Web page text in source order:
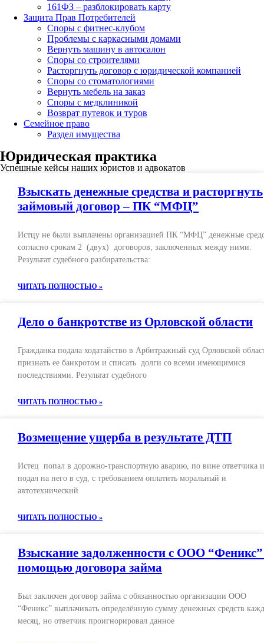
161ФЗ – разблокировать карту
Защита Прав Потребителей
Споры с фитнес-клубом
Проблемы с каркасными домами
Вернуть машину в автосалон
Споры со строителями
Расторгнуть договор с юридической компанией
Споры со стоматологиями
Вернуть мебель на заказ
Споры с медклиникой
Возврат путевок и туров
Семейное право
Раздел имущества
Юридическая практика
Успешные кейсы наших юристов и адвокатов
Взыскать денежные средства и расторгнуть
займовый договор – ПК “МФЦ”
Истцу не были выплачены организацией ПК “МФЦ” денежные
согласно срокам 2 (двух) договоров, заключенных между ними.
Результат судебного разбирательства:
ЧИТАТЬ ПОЛНОСТЬЮ »
Дело о банкротстве из Орловской области
Гражданка подала ходатайство в Арбитражный суд Орловской
признать ее банкротом и списать долги со всеми имеющимися
последствиями. Результат судебного
ЧИТАТЬ ПОЛНОСТЬЮ »
Возмещение ущерба в результате ДТП
Истец попал в дорожно-транспортную аварию, по вине ответчика и
подал на него в суд, с требованием оплатить моральный и
автотехнический
ЧИТАТЬ ПОЛНОСТЬЮ »
Взыскание задолженности с ООО “Феникс”
помощью договора займа
Был заключен договор займа с обязанностью организации ООО
“Феникс” выплачивать определённую сумму денежных средств
месяц, но ответчик проигнорировал данное